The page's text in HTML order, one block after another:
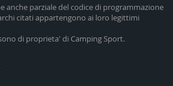
anche parziale del codice di programmazione
citati appartengono ai loro legittimi
di proprieta' di Camping Sport.